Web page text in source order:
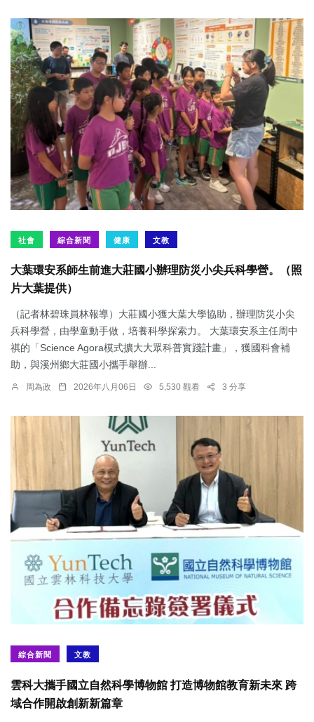
社會 綜合新聞 健康 文教
大葉環安系師生前進大莊國小辦理防災小尖兵科學營。（照
片大葉提供）
（記者林碧珠員林報導）大莊國小獲大葉大學協助，辦理防災小尖
兵科學營，由學童動手做，培養科學探索力。 大葉環安系主任周中
祺的「Science Agora模式擴大大眾科普實踐計畫」，獲國科會補
助，與溪州鄉大莊國小攜手舉辦...
周為政 2026年八月06日 5,530 觀看 3 分享
綜合新聞 文教
雲科大攜手國立自然科學博物館 打造博物館教育新未來 跨
域合作開啟創新新篇章